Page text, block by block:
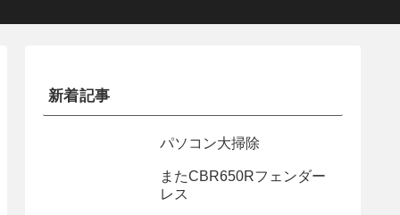
新着記事
パソコン大掃除
またCBR650Rフェンダー
レス